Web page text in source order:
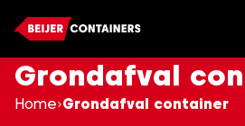
naar
content
Grondafval
Home Grondafval container